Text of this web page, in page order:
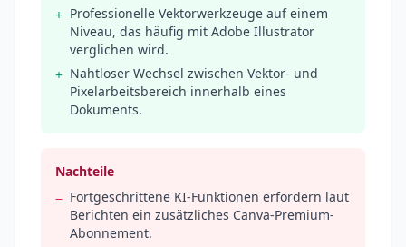
+ Professionelle Vektorwerkzeuge auf einem
Niveau, das häufig mit Adobe Illustrator
verglichen wird.
+ Nahtloser Wechsel zwischen Vektor- und
Pixelarbeitsbereich innerhalb eines
Dokuments.
Nachteile
− Fortgeschrittene KI-Funktionen erfordern laut
Berichten ein zusätzliches Canva-Premium-
Abonnement.